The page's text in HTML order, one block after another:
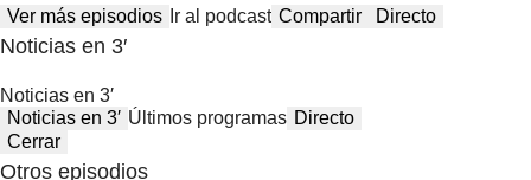
Ver más episodios Ir al podcast Compartir Directo
Noticias en 3′
Noticias en 3′
Noticias en 3′ Últimos programas Directo
Cerrar
Otros episodios